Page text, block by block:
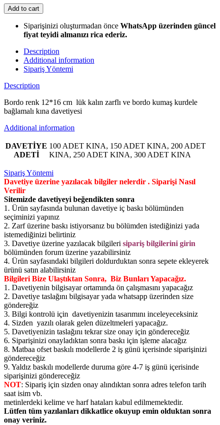
Add to cart
Siparişinizi oluşturmadan önce WhatsApp üzerinden güncel
fiyat teyidi almanızı rica ederiz.
Description
Additional information
Sipariş Yöntemi
Description
Bordo renk 12*16 cm lük kalın zarflı ve bordo kumaş kurdele
bağlamalı kına davetiyesi
Additional information
DAVETİYE
ADETİ
100 ADET KINA, 150 ADET KINA, 200 ADET
KINA, 250 ADET KINA, 300 ADET KINA
Sipariş Yöntemi
Davetiye üzerine yazılacak bilgiler nelerdir . Siparişi Nasıl
Verilir
Sitemizde davetiyeyi beğendikten sonra
1. Ürün sayfasında bulunan davetiye iç baskı bölümünden
seçiminizi yapınız
2. Zarf üzerine baskı istiyorsanız bu bölümden istediğinizi yada
istemediğinizi belirtiniz
3. Davetiye üzerine yazılacak bilgileri sipariş bilgilerini girin
bölümünden forum üzerine yazabilirsiniz
4. Ürün sayfasındaki bilgileri doldurduktan sonra sepete ekleyerek
ürünü satın alabilirsiniz
Bilgileri Bize Ulaştıktan Sonra, Biz Bunları Yapacağız.
1. Davetiyenin bilgisayar ortamında ön çalışmasını yapacağız
2. Davetiye taslağını bilgisayar yada whatsapp üzerinden size
göndereğiz
3. Bilgi kontrolü için davetiyenizin tasarımını inceleyeceksiniz
4. Sizden yazılı olarak gelen düzeltmeleri yapacağız.
5. Davetiyenizin taslağını tekrar size onay için göndereceğiz
6. Siparişinizi onayladıktan sonra baskı için işleme alacağız
8. Matbaa ofset baskılı modellerde 2 iş günü içerisinde siparişinizi
göndereceğiz
9. Yaldız baskılı modellerde duruma göre 4-7 iş günü içerisinde
siparişinizi göndereceğiz
NOT: Sipariş için sizden onay alındıktan sonra adres telefon tarih
saat isim vb.
metinlerdeki kelime ve harf hataları kabul edilmemektedir.
Lütfen tüm yazılanları dikkatlice okuyup emin olduktan sonra
onay veriniz.